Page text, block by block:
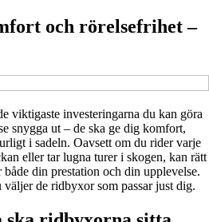
och rörelsefrihet –
viktigaste investeringarna du kan göra
snygga ut – de ska ge dig komfort,
i sadeln. Oavsett om du rider varje
eller tar lugna turer i skogen, kan rätt
din prestation och din upplevelse.
de ridbyxor som passar just dig.